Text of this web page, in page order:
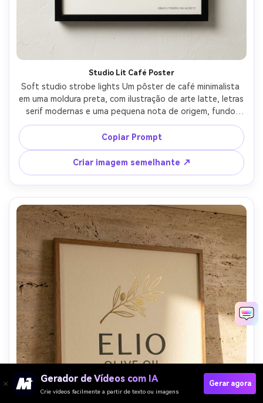
Studio Lit Café Poster
Soft studio strobe lights Um pôster de café minimalista
em uma moldura preta, com ilustração de arte latte, letras
serif modernas e uma pequena nota de origem, fundo
branco com textura sutil, Sony A7IV, 85mm f/1.4,
composição reta, bordas nítidas, queda de sombra
natural, realismo pronto para impressão de alta
resolução-AR 4:5
Copiar Prompt
Criar imagem semelhante ↗
Gerador de Vídeos com IA
Crie vídeos facilmente a partir de texto ou imagens
Gerar agora